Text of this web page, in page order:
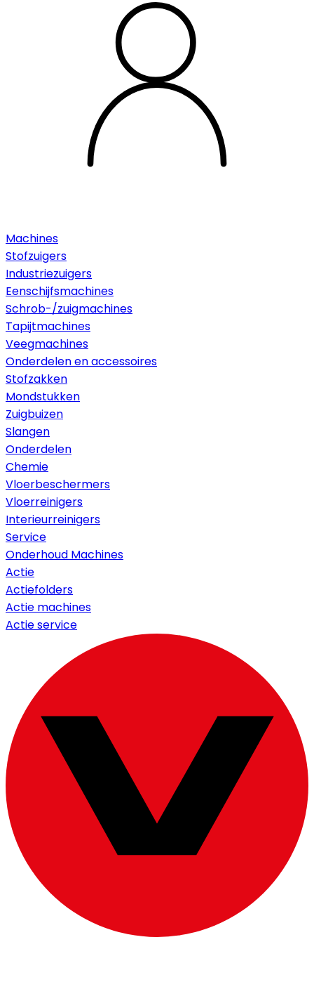
Machines
Stofzuigers
Industriezuigers
Eenschijfsmachines
Schrob-/zuigmachines
Tapijtmachines
Veegmachines
Onderdelen en accessoires
Stofzakken
Mondstukken
Zuigbuizen
Slangen
Onderdelen
Chemie
Vloerbeschermers
Vloerreinigers
Interieurreinigers
Service
Onderhoud Machines
Actie
Actiefolders
Actie machines
Actie service